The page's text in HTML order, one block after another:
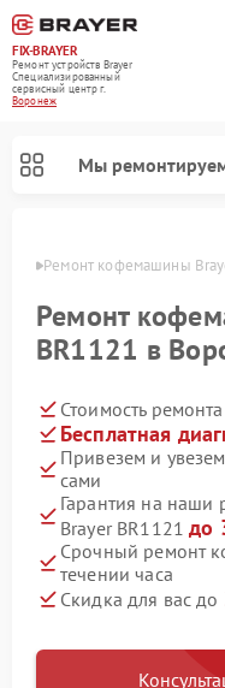
FIX-BRAYER
Ремонт устройств Brayer
Специализированный
cервисный центр г.
Воронеж
Мы
Ремонт кофемашины
Ремонт
BR1121 в
Стоимость ремонта
Бесплатная
Привезем и
сами
Гарантия на
Brayer BR1121до
Срочный ремонт
течении часа
Скидка для вас до